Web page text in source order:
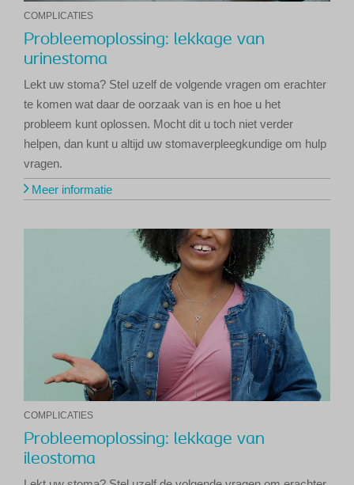
COMPLICATIES
Probleemoplossing: lekkage van
urinestoma
Lekt uw stoma? Stel uzelf de volgende vragen om erachter
te komen wat daar de oorzaak van is en hoe u het
probleem kunt oplossen. Mocht dit u toch niet verder
helpen, dan kunt u altijd uw stomaverpleegkundige om hulp
vragen.
Meer informatie
COMPLICATIES
Probleemoplossing: lekkage van
ileostoma